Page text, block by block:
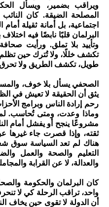
ويراقب بضمير، ويسأل
المصلحة الضيقة. كان
اجتماعية، بل أمانة ثقيلة
البرلمان قلبًا نابضًا فيه
وتأييد بلا تملق. ورأيت
تكشف خللًا، ولا تُترك حين
طويل، تكشف الطريق ولا تحرق
الصحفي يسأل بلا خوف،
يثق أن الحقيقة لا تعيش في
رحم إرادة الناس وبرامج
وماذا وعدت، ومتى تُحاسب. لم
مشروعًا ينجح أو يفشل أمام
ثقته، وإذا قصرت جاء غيرها
هناك لم تعد السياسة سوق
التعليم والصحة والعمل
والعدالة، لا عن القرابة
كان البرلمان والحكومة
واحد، تراقب الرحلة كي لا
أن الدولة لا تقوى حين يخاف